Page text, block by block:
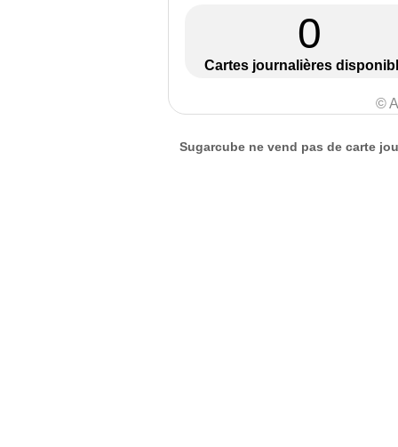
0
Cartes journalières
©
Sugarcube ne vend pas de carte